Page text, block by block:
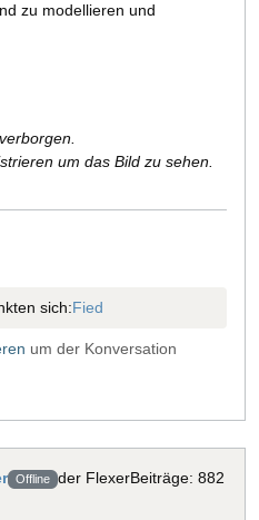
zu modellieren und
um das Bild zu sehen.
sich:Fied
um der Konversation
Offline der FlexerBeiträge: 882